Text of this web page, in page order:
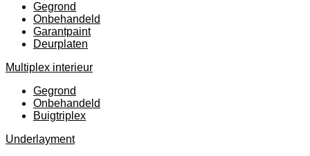
Gegrond
Onbehandeld
Garantpaint
Deurplaten
Multiplex interieur
Gegrond
Onbehandeld
Buigtriplex
Underlayment